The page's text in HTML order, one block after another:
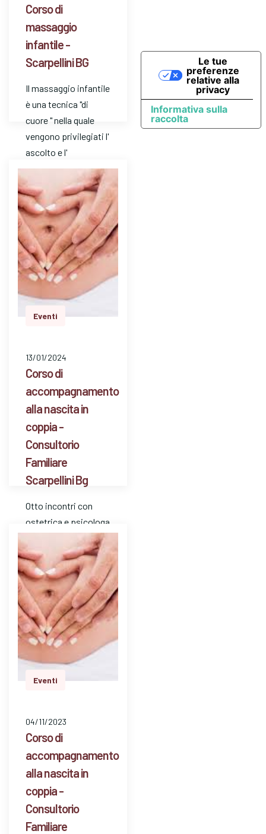
Corso di
massaggio
infantile -
Scarpellini BG
Il massaggio infantile
è una tecnica "di
cuore " nella quale
vengono privilegiati l'
ascolto e l'
attenzione. E' un
mezzo…
Eventi
13/01/2024
Corso di
accompagnamento
alla nascita in
coppia -
Consultorio
Familiare
Scarpellini Bg
Otto incontri con
ostetrica e psicologa
perinatale per parlare
di: percorso della
gravidanza, travaglio,
parto, puerperio,
allattamento, vita
dopo la …
Eventi
04/11/2023
Corso di
accompagnamento
alla nascita in
coppia -
Consultorio
Familiare
Informativa sulla
raccolta
Le tue
preferenze
relative alla
privacy